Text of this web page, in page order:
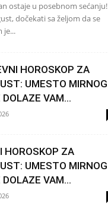
ostaje u posebnom sećanju!
dočekati sa željom da se
je...
HOROSKOP ZA
UMESTO MIRNOG
VAM...
HOROSKOP ZA
UMESTO MIRNOG
VAM...